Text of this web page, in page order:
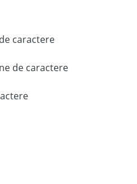
caractere
de caractere